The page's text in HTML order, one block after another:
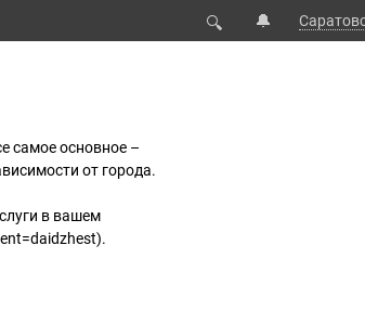
🔍 🔔
самое основное –
от города.
в вашем